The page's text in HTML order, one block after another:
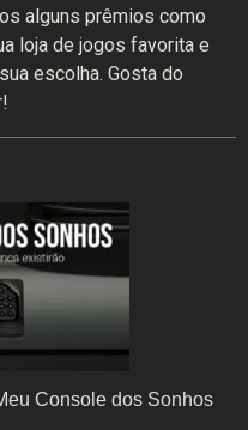
alguns prêmios como
loja de jogos favorita e
escolha. Gosta do
Console dos Sonhos